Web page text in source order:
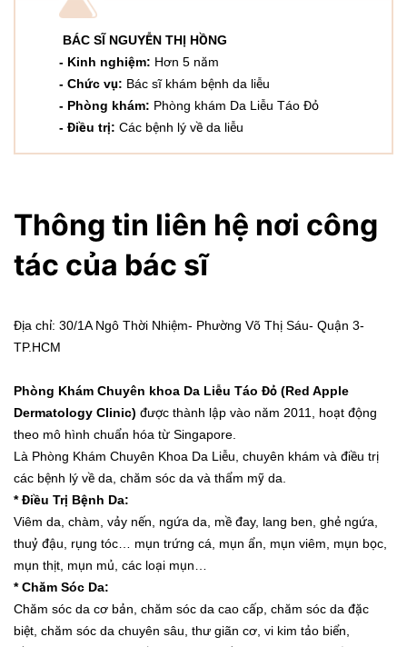
BÁC SĨ NGUYỄN THỊ HỒNG
- Kinh nghiệm: Hơn 5 năm
- Chức vụ: Bác sĩ khám bệnh da liễu
- Phòng khám: Phòng khám Da Liễu Táo Đỏ
- Điều trị: Các bệnh lý về da liễu
Thông tin liên hệ nơi công
tác của bác sĩ
Địa chỉ: 30/1A Ngô Thời Nhiệm- Phường Võ Thị Sáu- Quận 3-
TP.HCM
Phòng Khám Chuyên khoa Da Liễu Táo Đỏ (Red Apple
Dermatology Clinic) được thành lập vào năm 2011, hoạt động
theo mô hình chuẩn hóa từ Singapore.
Là Phòng Khám Chuyên Khoa Da Liễu, chuyên khám và điều trị
các bệnh lý về da, chăm sóc da và thẩm mỹ da.
* Điều Trị Bệnh Da:
Viêm da, chàm, vảy nến, ngứa da, mề đay, lang ben, ghẻ ngứa,
thuỷ đậu, rụng tóc… mụn trứng cá, mụn ẩn, mụn viêm, mụn bọc,
mụn thịt, mụn mủ, các loại mụn…
* Chăm Sóc Da:
Chăm sóc da cơ bản, chăm sóc da cao cấp, chăm sóc da đặc
biệt, chăm sóc da chuyên sâu, thư giãn cơ, vi kim tảo biển,